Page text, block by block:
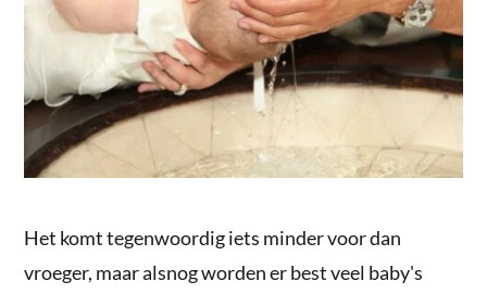
Het komt tegenwoordig iets minder voor dan
vroeger, maar alsnog worden er best veel baby's